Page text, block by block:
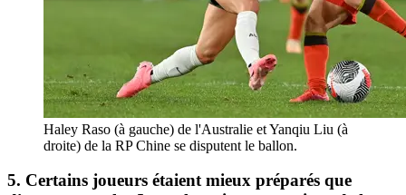
Haley Raso (à gauche) de l'Australie et Yanqiu Liu (à
droite) de la RP Chine se disputent le ballon.
5. Certains joueurs étaient mieux préparés que